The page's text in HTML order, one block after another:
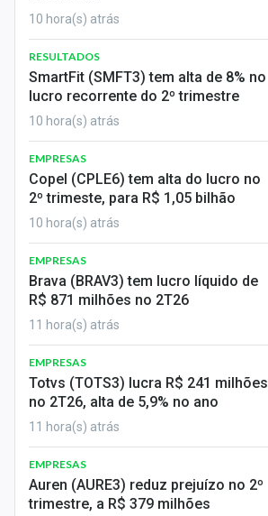
Contato
10 hora(s) atrás
RESULTADOS
SmartFit (SMFT3) tem alta de 8% no
lucro recorrente do 2º trimestre
10 hora(s) atrás
EMPRESAS
Copel (CPLE6) tem alta do lucro no
2º trimeste, para R$ 1,05 bilhão
10 hora(s) atrás
EMPRESAS
Brava (BRAV3) tem lucro líquido de
R$ 871 milhões no 2T26
11 hora(s) atrás
EMPRESAS
Totvs (TOTS3) lucra R$ 241 milhões
no 2T26, alta de 5,9% no ano
11 hora(s) atrás
EMPRESAS
Auren (AURE3) reduz prejuízo no 2º
trimestre, a R$ 379 milhões